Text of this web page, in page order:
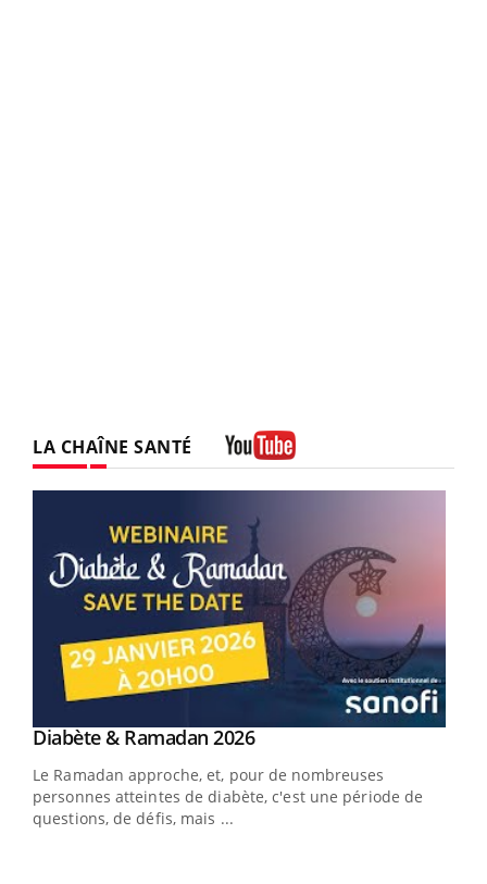
LA CHAÎNE SANTÉ
Youtube
Diabète & Ramadan 2026Youtube
Le Ramadan approche, et, pour de nombreuses
personnes atteintes de diabète, c'est une période de
questions, de défis, mais ...